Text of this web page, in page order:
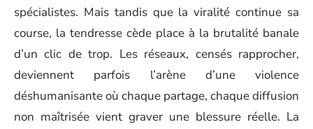
spécialistes. Mais tandis que la viralité continue sa
course, la tendresse cède place à la brutalité banale
d’un clic de trop. Les réseaux, censés rapprocher,
deviennent parfois l’arène d’une violence
déshumanisante où chaque partage, chaque diffusion
non maîtrisée vient graver une blessure réelle. La